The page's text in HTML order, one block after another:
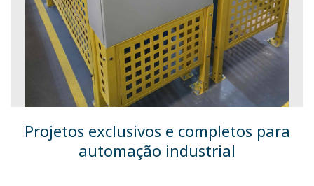
Projetos exclusivos e completos para
automação industrial